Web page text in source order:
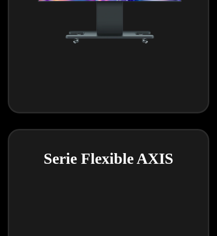
Serie Flexible AXIS